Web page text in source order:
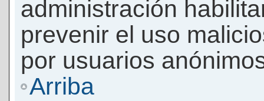
administración
prevenir el uso
por usuarios
Arriba